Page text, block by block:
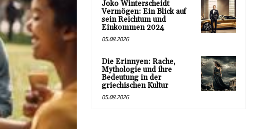
Joko Winterscheidt
Vermögen: Ein Blick auf
sein Reichtum und
Einkommen 2024
05.08.2026
Die Erinnyen: Rache,
Mythologie und ihre
Bedeutung in der
griechischen Kultur
05.08.2026